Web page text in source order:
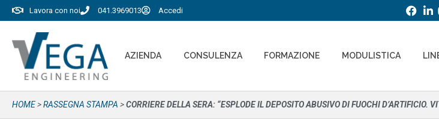
Lavora con noi 041.3969013 Accedi
AZIENDA CONSULENZA FORMAZIONE MODULISTICA
HOME>RASSEGNA STAMPA >CORRIERE DELLA SERA: “ESPLODE IL DEPOSITO ABUSIVO DI FUOCHI D’ARTIFICIO.